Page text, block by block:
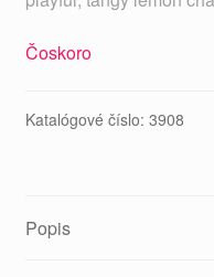
Čoskoro
Katalógové číslo: 3908
Popis